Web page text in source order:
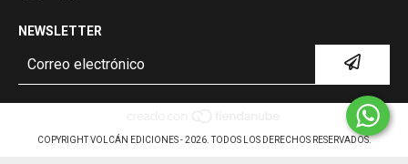
NEWSLETTER
COPYRIGHT VOLCÁN EDICIONES - 2026. TODOS LOS DERECHOS RESERVADOS.